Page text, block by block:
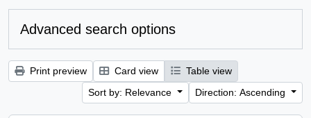
Advanced search options
Print preview Card view
Table view
Sort by: Relevance
Direction: Ascending